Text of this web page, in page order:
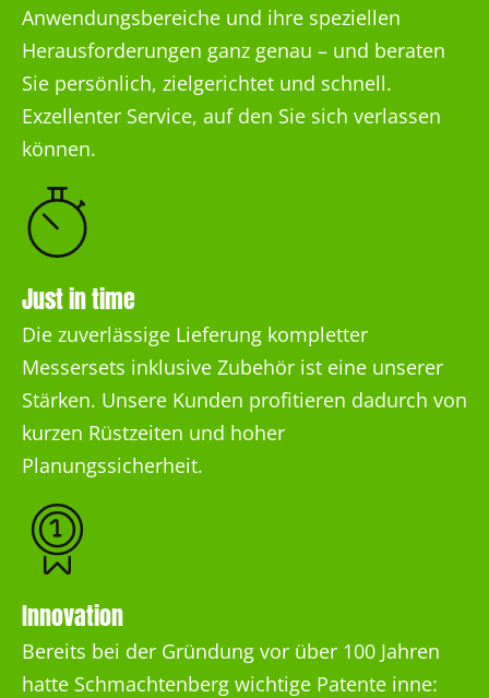
Anwendungsbereiche und ihre speziellen
Herausforderungen ganz genau – und beraten
Sie persönlich, zielgerichtet und schnell.
Exzellenter Service, auf den Sie sich verlassen
können.
Just in time
Die zuverlässige Lieferung kompletter
Messersets inklusive Zubehör ist eine unserer
Stärken. Unsere Kunden profitieren dadurch von
kurzen Rüstzeiten und hoher
Planungssicherheit.
Innovation
Bereits bei der Gründung vor über 100 Jahren
hatte Schmachtenberg wichtige Patente inne: